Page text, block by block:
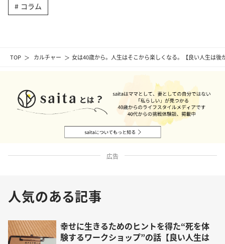
TOP カルチャー 女は40歳から。人生はそこから楽しくなる。【良い人生は後
コラム
広告
人気のある記事
幸せに生きるためのヒントを得た“死を体
験するワークショップ”の話【良い人生は